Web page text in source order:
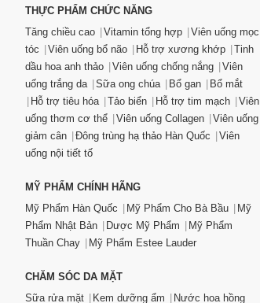
THỰC PHẨM CHỨC NĂNG
Tăng chiều cao
Vitamin tổng hợp
Viên uống mọc
tóc
Viên uống bổ não Hỗ trợ xương khớp
Tinh
dầu hoa anh thảo
Viên uống chống nắng
Viên
uống trắng da
Sữa ong chúa Bổ gan
Bổ mắt
Hỗ trợ tiêu hóa
Tảo biển Hỗ trợ tim mạch
Viên
uống thơm cơ thể
Viên uống Collagen
Viên uống
giảm cân
Đông trùng hạ thảo Hàn Quốc
Viên
uống nội tiết tố
MỸ PHẨM CHÍNH HÃNG
Mỹ Phẩm Hàn Quốc
Mỹ Phẩm Cho Bà Bầu
Mỹ
Phẩm Nhật Bản
Dược Mỹ Phẩm
Mỹ Phẩm
Thuần Chay
Mỹ Phẩm Estee Lauder
CHĂM SÓC DA MẶT
Sữa rửa mặt
Kem dưỡng ẩm Nước hoa hồng